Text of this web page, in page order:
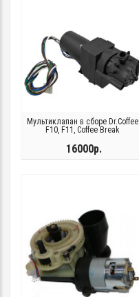
Мультиклапан в сборе Dr.Coffee
F10, F11, Coffee Break
16000р.